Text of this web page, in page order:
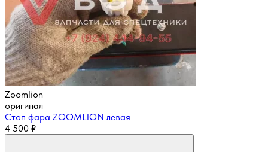
Zoomlion
оригинал
Стоп фара ZOOMLION левая
4 500 ₽